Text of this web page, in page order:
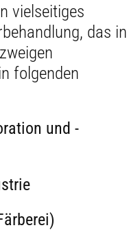
vielseitiges
das in
folgenden
und -